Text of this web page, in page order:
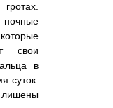
свои
в
суток.